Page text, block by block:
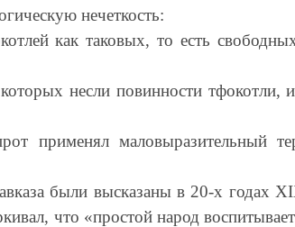
нечеткость:
как таковых, то есть
несли повинности тфокотли, и
применял маловыразительный
были высказаны в 20-х годах
что «простой народ